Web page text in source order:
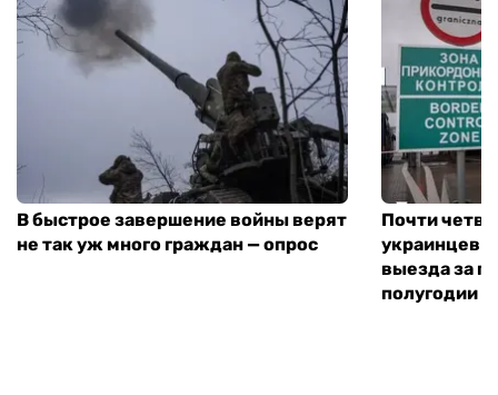
В быстрое завершение войны верят
не так уж много граждан — опрос
Почти
украинцев
выезда за
полугодии